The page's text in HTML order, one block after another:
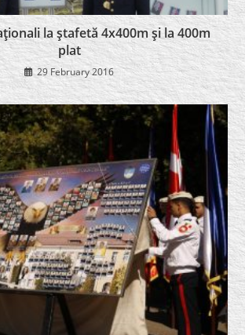
la ştafetă 4x400m şi la 400m
plat
29 February 2016